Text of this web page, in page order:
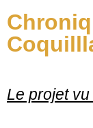
Le projet